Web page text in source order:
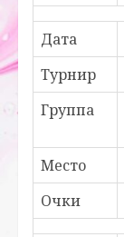
Дата
Турнир
Группа
Место
Очки